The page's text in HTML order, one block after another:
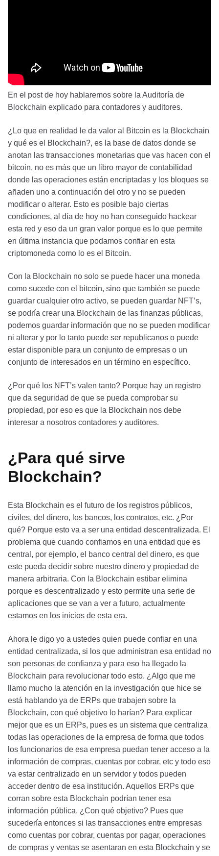
En el post de hoy hablaremos sobre la Auditoría de
Blockchain explicado para contadores y auditores.
¿Lo que en realidad le da valor al Bitcoin es la Blockchain
y qué es el Blockchain?, es la base de datos donde se
anotan las transacciones monetarias que vas hacen con el
bitcoin, no es más que un libro mayor de contabilidad
donde las operaciones están encriptadas y los bloques se
añaden uno a continuación del otro y no se pueden
modificar o alterar. Esto es posible bajo ciertas
condiciones, al día de hoy no han conseguido hackear
esta red y eso da un gran valor porque es lo que permite
en última instancia que podamos confiar en esta
criptomoneda como lo es el Bitcoin.
Con la Blockchain no solo se puede hacer una moneda
como sucede con el bitcoin, sino que también se puede
guardar cualquier otro activo, se pueden guardar NFT’s,
se podría crear una Blockchain de las finanzas públicas,
podemos guardar información que no se pueden modificar
ni alterar y por lo tanto puede ser republicanos o puede
estar disponible para un conjunto de empresas o un
conjunto de interesados en un término en específico.
¿Por qué los NFT’s valen tanto? Porque hay un registro
que da seguridad de que se pueda comprobar su
propiedad, por eso es que la Blockchain nos debe
interesar a nosotros contadores y auditores.
¿Para qué sirve
Blockchain?
Esta Blockchain es el futuro de los registros públicos,
civiles, del dinero, los bancos, los contratos, etc. ¿Por
qué? Porque esto va a ser una entidad descentralizada. El
problema que cuando confiamos en una entidad que es
central, por ejemplo, el banco central del dinero, es que
este pueda decidir sobre nuestro dinero y propiedad de
manera arbitraria. Con la Blockchain estibar elimina
porque es descentralizado y esto permite una serie de
aplicaciones que se van a ver a futuro, actualmente
estamos en los inicios de esta era.
Ahora le digo yo a ustedes quien puede confiar en una
entidad centralizada, si los que administran esa entidad no
son personas de confianza y para eso ha llegado la
Blockchain para revolucionar todo esto. ¿Algo que me
llamo mucho la atención en la investigación que hice se
está hablando ya de ERPs que trabajen sobre la
Blockchain, con qué objetivo lo harían? Para explicar
mejor que es un ERPs, pues es un sistema que centraliza
todas las operaciones de la empresa de forma que todos
los funcionarios de esa empresa puedan tener acceso a la
información de compras, cuentas por cobrar, etc y todo eso
va estar centralizado en un servidor y todos pueden
acceder dentro de esa institución. Aquellos ERPs que
corran sobre esta Blockchain podrían tener esa
información pública. ¿Con qué objetivo? Pues que
sucedería entonces si las transacciones entre empresas
como cuentas por cobrar, cuentas por pagar, operaciones
de compras y ventas se asentaran en esta Blockchain y se